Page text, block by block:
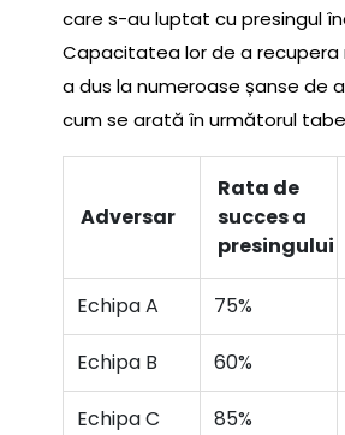
care s-au luptat cu presingul
Capacitatea lor de a recupera
a dus la numeroase șanse de
cum se arată în următorul
Adversar
Rata de
succes a
presingului
Echipa A 75%
Echipa B 60%
Echipa C 85%